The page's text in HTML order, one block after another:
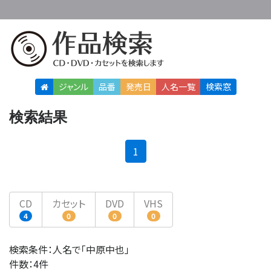
ジャンル 品番 発売日 人名一覧 検索窓
検索結果
1
CD
4
カセット
0
DVD
0
VHS
0
検索条件：人名で「中原中也」
件数：4件